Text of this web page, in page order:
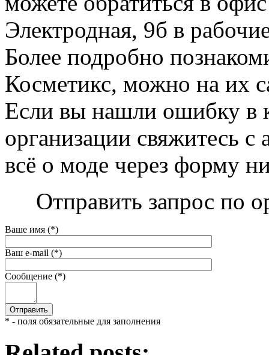
Электродная, 9б в
Более подробно
Косметикс, можно на их
Если вы нашли ошибку в
организации свяжитесь
всё о моде через форму
Отправить запрос по
Ваше имя (*)
Ваш e-mail (*)
Сообщение (*)
* - поля обязательные для заполнения